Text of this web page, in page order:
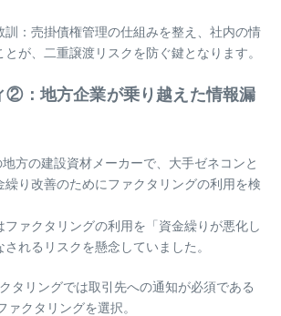
訓：売掛債権管理の仕組みを整え、社内の情
が、二重譲渡リスクを防ぐ鍵となります。
②：地方企業が乗り越えた情報漏
方の建設資材メーカーで、大手ゼネコンと
繰り改善のためにファクタリングの利用を検
ファクタリングの利用を「資金繰りが悪化し
れるリスクを懸念していました。
タリングでは取引先への通知が必須である
クタリングを選択。